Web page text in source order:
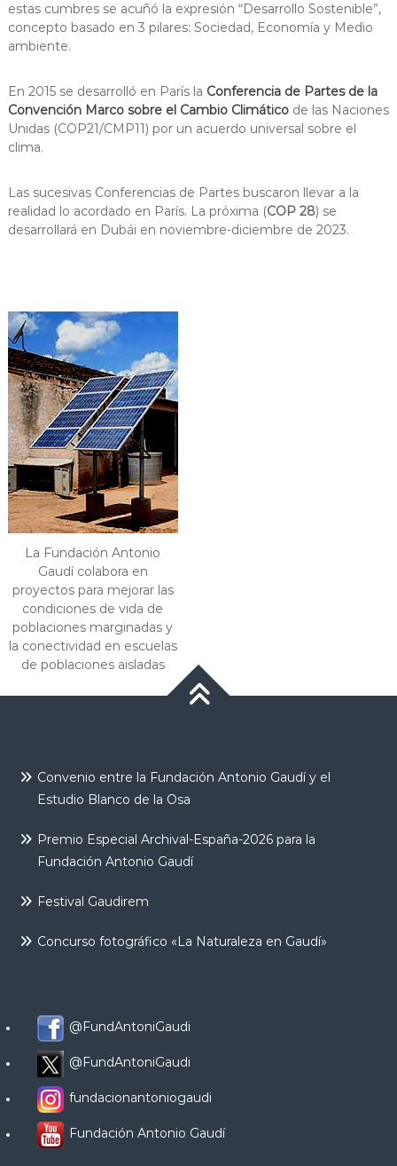
estas cumbres se acuñó la expresión “Desarrollo Sostenible”,
concepto basado en 3 pilares: Sociedad, Economía y Medio
ambiente.
En 2015 se desarrolló en París la Conferencia de Partes de la
Convención Marco sobre el Cambio Climático de las Naciones
Unidas (COP21/CMP11) por un acuerdo universal sobre el
clima.
Las sucesivas Conferencias de Partes buscaron llevar a la
realidad lo acordado en París. La próxima (COP 28) se
desarrollará en Dubái en noviembre-diciembre de 2023.
La Fundación Antonio
Gaudí colabora en
proyectos para mejorar las
condiciones de vida de
poblaciones marginadas y
la conectividad en escuelas
de poblaciones aisladas
Convenio entre la Fundación Antonio Gaudí y el
Estudio Blanco de la Osa
Premio Especial Archival-España-2026 para la
Fundación Antonio Gaudí
Festival Gaudirem
Concurso fotográfico «La Naturaleza en Gaudí»
@FundAntoniGaudi
@FundAntoniGaudi
fundacionantoniogaudi
Fundación Antonio Gaudí